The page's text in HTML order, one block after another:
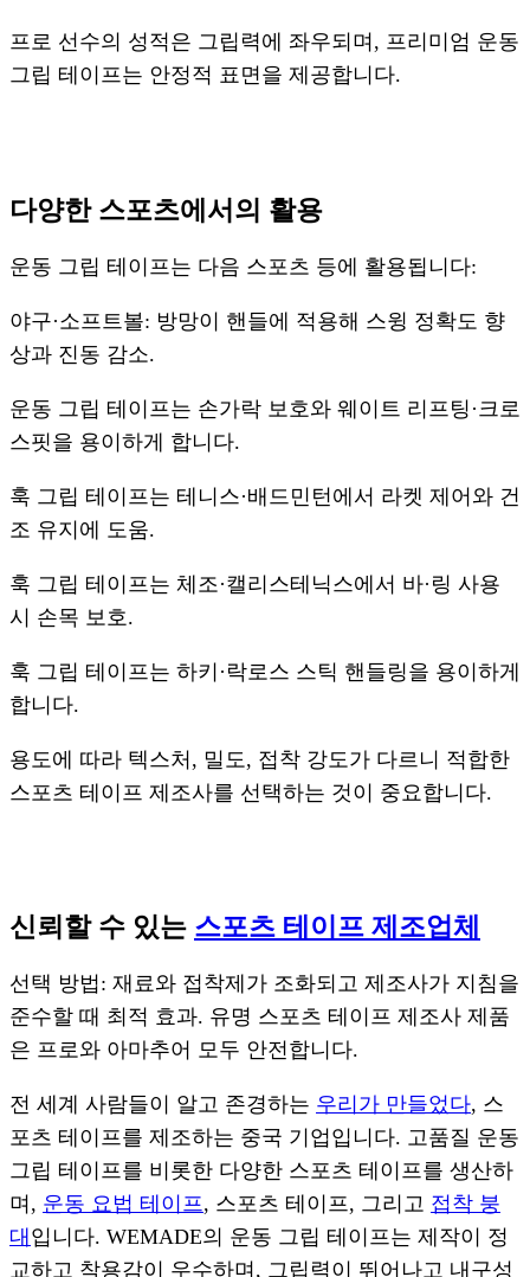
프로 선수의 성적은 그립력에 좌우되며, 프리미엄 운동
그립 테이프는 안정적 표면을 제공합니다.
다양한 스포츠에서의 활용
운동 그립 테이프는 다음 스포츠 등에 활용됩니다:
야구·소프트볼: 방망이 핸들에 적용해 스윙 정확도 향
상과 진동 감소.
운동 그립 테이프는 손가락 보호와 웨이트 리프팅·크로
스핏을 용이하게 합니다.
훅 그립 테이프는 테니스·배드민턴에서 라켓 제어와 건
조 유지에 도움.
훅 그립 테이프는 체조·캘리스테닉스에서 바·링 사용
시 손목 보호.
훅 그립 테이프는 하키·락로스 스틱 핸들링을 용이하게
합니다.
용도에 따라 텍스처, 밀도, 접착 강도가 다르니 적합한
스포츠 테이프 제조사를 선택하는 것이 중요합니다.
신뢰할 수 있는 스포츠 테이프 제조업체
선택 방법: 재료와 접착제가 조화되고 제조사가 지침을
준수할 때 최적 효과. 유명 스포츠 테이프 제조사 제품
은 프로와 아마추어 모두 안전합니다.
전 세계 사람들이 알고 존경하는 우리가 만들었다, 스
포츠 테이프를 제조하는 중국 기업입니다. 고품질 운동
그립 테이프를 비롯한 다양한 스포츠 테이프를 생산하
며, 운동 요법 테이프, 스포츠 테이프, 그리고 접착 붕
대 입니다. WEMADE의 운동 그립 테이프는 제작이 정
교하고 착용감이 우수하며, 그립력이 뛰어나고 내구성